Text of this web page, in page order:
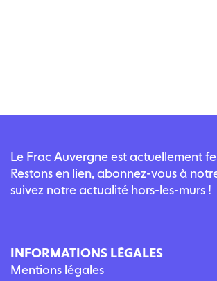
Le Frac Auvergne est actuellement
Restons en lien, abonnez-vous à
suivez notre actualité hors-les-murs !
INFORMATIONS LÉGALES
Mentions légales